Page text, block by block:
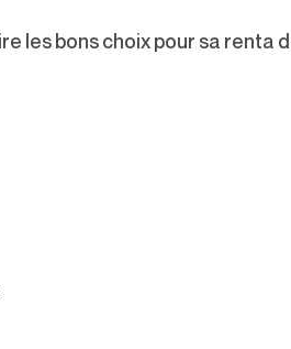
les bons choix pour sa renta